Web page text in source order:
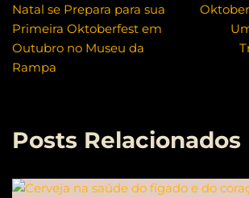
Natal se Prepara para sua
Primeira Oktoberfest em
Outubro no Museu da
Rampa
Posts Relacionados